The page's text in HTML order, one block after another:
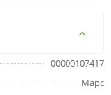
00000107417
Марс